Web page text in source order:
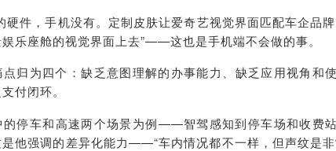
硬件，手机没有。定制皮肤让爱奇艺视觉界面匹配车企品
乐座舱的视觉界面上去”——这也是手机端不会做的事。
归为四个：缺乏意图理解的办事能力、缺乏应用视角和
付闭环。
的停车和高速两个场景为例——智驾感知到停车场和收费
他强调的差异化能力——“车内情况都不一样，但声纹是非